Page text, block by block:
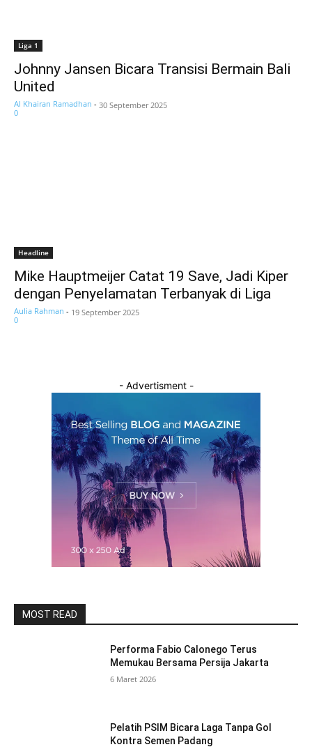
Liga 1
Johnny Jansen Bicara Transisi Bermain Bali
United
Al Khairan Ramadhan - 30 September 2025
0
Headline
Mike Hauptmeijer Catat 19 Save, Jadi Kiper
dengan Penyelamatan Terbanyak di Liga
Aulia Rahman - 19 September 2025
0
- Advertisment -
MOST READ
Performa Fabio Calonego Terus
Memukau Bersama Persija Jakarta
6 Maret 2026
Pelatih PSIM Bicara Laga Tanpa Gol
Kontra Semen Padang